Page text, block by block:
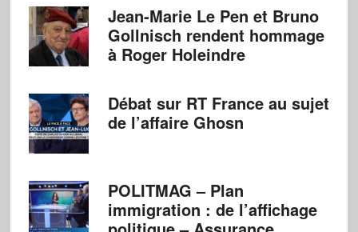
Jean-Marie Le Pen et Bruno
Gollnisch rendent hommage
à Roger Holeindre
Débat sur RT France au sujet
de l’affaire Ghosn
POLITMAG – Plan
immigration : de l’affichage